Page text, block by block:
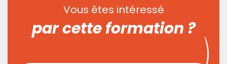
Vous êtes intéressé
par cette formation ?